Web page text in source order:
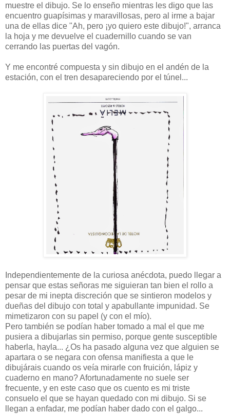
muestre el dibujo. Se lo enseño mientras les digo que las
encuentro guapísimas y maravillosas, pero al irme a bajar
una de ellas dice "Ah, pero ¡yo quiero este dibujo!", arranca
la hoja y me devuelve el cuadernillo cuando se van
cerrando las puertas del vagón.
Y me encontré compuesta y sin dibujo en el andén de la
estación, con el tren desapareciendo por el túnel...
Independientemente de la curiosa anécdota, puedo llegar a
pensar que estas señoras me siguieran tan bien el rollo a
pesar de mi inepta discreción que se sintieron modelos y
dueñas del dibujo con total y apabullante impunidad. Se
mimetizaron con su papel (y con el mío).
Pero también se podían haber tomado a mal el que me
pusiera a dibujarlas sin permiso, porque gente susceptible
haberla, hayla... ¿Os ha pasado alguna vez que alguien se
apartara o se negara con ofensa manifiesta a que le
dibujárais cuando os veía mirarle con fruición, lápiz y
cuaderno en mano? Afortunadamente no suele ser
frecuente, y en este caso que os cuento es mi triste
consuelo el que se hayan quedado con mi dibujo. Si se
llegan a enfadar, me podían haber dado con el galgo...